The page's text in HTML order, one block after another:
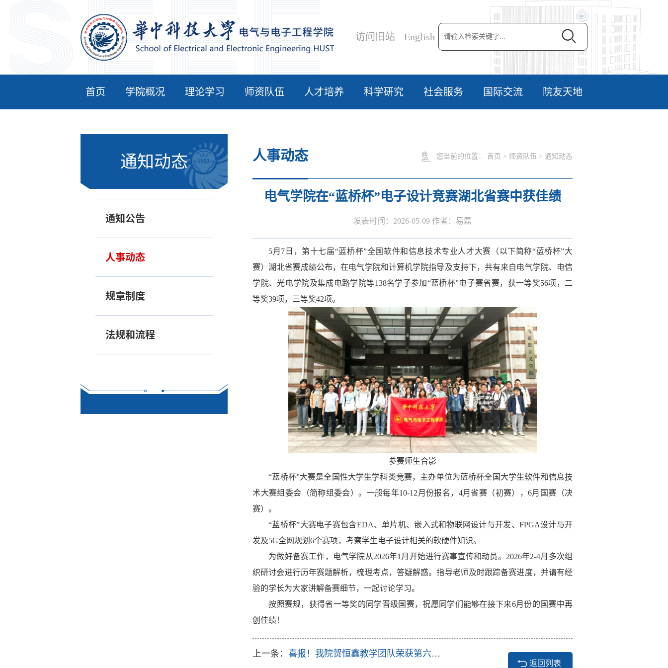
访问旧站 English
首页 学院概况 理论学习 师资队伍 人才培养 科学研究 社会服务 国际交流 院友天地
通知动态
通知公告
人事动态
规章制度
法规和流程
人事动态 您当前的位置： 首页 > 师资队伍 > 通知动态
电气学院在“蓝桥杯”电子设计竞赛湖北省赛中获佳绩
发表时间：2026-05-09 作者：易磊
5月 7 日，第十七届“蓝桥杯”全国软件和信息技术专业人才大赛（以下简称“蓝桥杯”大
赛）湖北省赛成绩公布，在电气学院和计算机学院指导及支持下，共有来自电气学院、电信
学院、光电学院及集成电路学院等138名学子参加“蓝桥杯”电子赛省赛，获一等奖56项 ，二
等奖39项，三等奖42项。
参赛师生合影
“蓝桥杯”大赛是全国性大学生学科类竞赛，主办单位为蓝桥杯全国大学生软件和信息技
术大赛组委会（简称组委会）。一般每年10-12月份报名， 4月省赛（初赛），6月国赛（决
赛）。
“蓝桥杯”大赛电子赛包含EDA、单片机、嵌入式和物联网设计与开发、 FPGA设计与开
发及5G全网规划6个赛项，考察学生电子设计相关的软硬件知识。
为做好备赛工作，电气学院从2026年1月开始进行赛事宣传和动员。 2026年2-4月多次组
织研讨会进行历年赛题解析，梳理考点，答疑解惑。指导老师及时跟踪备赛进度，并请有经
验的学长为大家讲解备赛细节，一起讨论学习。
按照赛规，获得省一等奖的同学晋级国赛，祝愿同学们能够在接下来6月份的国赛中再
创佳绩！
上一条：喜报！我院贺恒鑫教学团队荣获第六届湖北省高校教师教学创新大赛特等奖！
返回列表